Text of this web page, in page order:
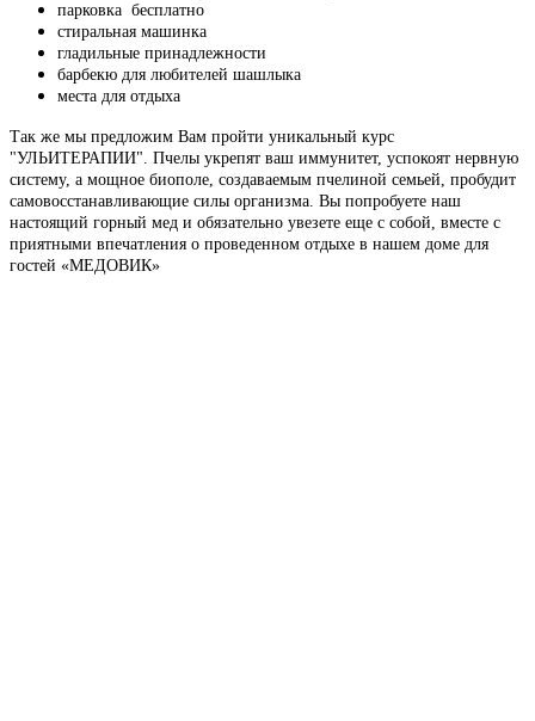
парковка ­ бесплатно
стиральная машинка
гладильные принадлежности
барбекю для любителей шашлыка
места для отдыха
Так же мы предложим Вам пройти уникальный курс
"УЛЬИТЕРАПИИ". Пчелы укрепят ваш иммунитет, успокоят нервную
систему, а мощное биополе, создаваемым пчелиной семьей, пробудит
самовосстанавливающие силы организма. Вы попробуете наш
настоящий горный мед и обязательно увезете еще с собой, вместе с
приятными впечатления о проведенном отдыхе в нашем доме для
гостей «МЕДОВИК»